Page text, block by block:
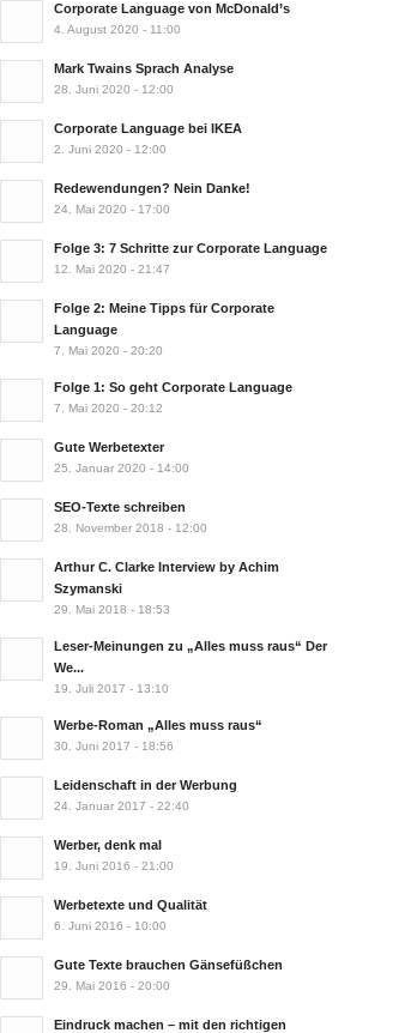
Corporate Language von McDonald’s
4. August 2020 - 11:00
Mark Twains Sprach Analyse
28. Juni 2020 - 12:00
Corporate Language bei IKEA
2. Juni 2020 - 12:00
Redewendungen? Nein Danke!
24. Mai 2020 - 17:00
Folge 3: 7 Schritte zur Corporate Language
12. Mai 2020 - 21:47
Folge 2: Meine Tipps für Corporate
Language
7. Mai 2020 - 20:20
Folge 1: So geht Corporate Language
7. Mai 2020 - 20:12
Gute Werbetexter
25. Januar 2020 - 14:00
SEO-Texte schreiben
28. November 2018 - 12:00
Arthur C. Clarke Interview by Achim
Szymanski
29. Mai 2018 - 18:53
Leser-Meinungen zu „Alles muss raus“ Der
We...
19. Juli 2017 - 13:10
Werbe-Roman „Alles muss raus“
30. Juni 2017 - 18:56
Leidenschaft in der Werbung
24. Januar 2017 - 22:40
Werber, denk mal
19. Juni 2016 - 21:00
Werbetexte und Qualität
6. Juni 2016 - 10:00
Gute Texte brauchen Gänsefüßchen
29. Mai 2016 - 20:00
Eindruck machen – mit den richtigen